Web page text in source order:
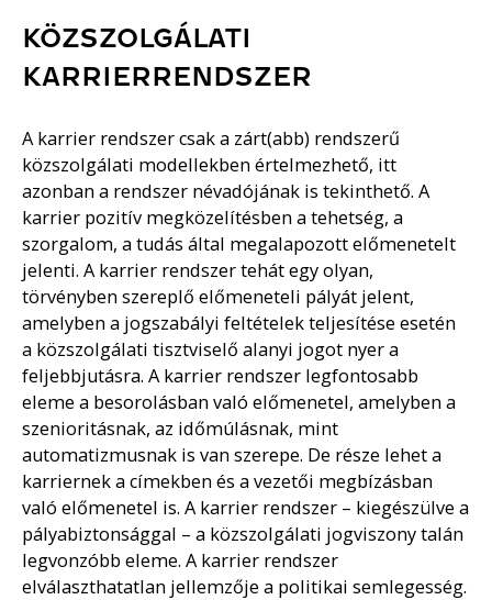
KÖZSZOLGÁLATI
KARRIERRENDSZER
A karrier rendszer csak a zárt(abb) rendszerű
közszolgálati modellekben értelmezhető, itt
azonban a rendszer névadójának is tekinthető. A
karrier pozitív megközelítésben a tehetség, a
szorgalom, a tudás által megalapozott előmenetelt
jelenti. A karrier rendszer tehát egy olyan,
törvényben szereplő előmeneteli pályát jelent,
amelyben a jogszabályi feltételek teljesítése esetén
a közszolgálati tisztviselő alanyi jogot nyer a
feljebbjutásra. A karrier rendszer legfontosabb
eleme a besorolásban való előmenetel, amelyben a
szenioritásnak, az időmúlásnak, mint
automatizmusnak is van szerepe. De része lehet a
karriernek a címekben és a vezetői megbízásban
való előmenetel is. A karrier rendszer – kiegészülve a
pályabiztonsággal – a közszolgálati jogviszony talán
legvonzóbb eleme. A karrier rendszer
elválaszthatatlan jellemzője a politikai semlegesség.